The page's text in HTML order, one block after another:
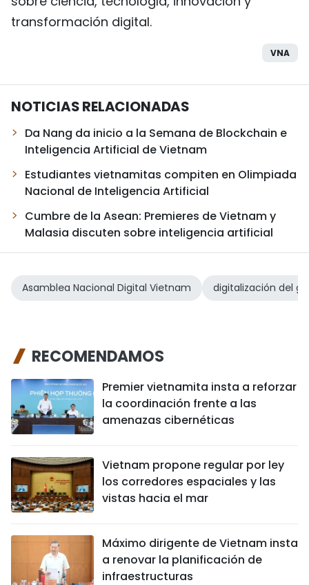
transformación digital.
VNA
NOTICIAS RELACIONADAS
Da Nang da inicio a la Semana de Blockchain e
Inteligencia Artificial de Vietnam
Estudiantes vietnamitas compiten en Olimpiada
Nacional de Inteligencia Artificial
Cumbre de la Asean: Premieres de Vietnam y
Malasia discuten sobre inteligencia artificial
Asamblea Nacional Digital Vietnam digitalización del
RECOMENDAMOS
Premier vietnamita insta a reforzar
la coordinación frente a las
amenazas cibernéticas
Vietnam propone regular por ley
los corredores espaciales y las
vistas hacia el mar
Máximo dirigente de Vietnam insta
a renovar la planificación de
infraestructuras